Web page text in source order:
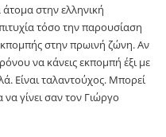
στην ελληνική
τόσο την παρουσίαση
στην πρωινή ζώνη. Αν
να κάνεις εκπομπή έξι με
Είναι ταλαντούχος. Μπορεί
να γίνει σαν τον Γιώργο